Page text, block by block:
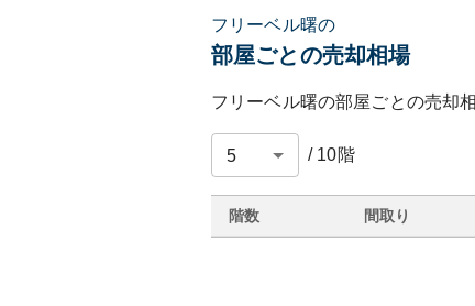
フリーベル曙の
部屋ごとの売却相場
フリーベル曙の部屋ごとの売却
/ 10階
階数 間取り